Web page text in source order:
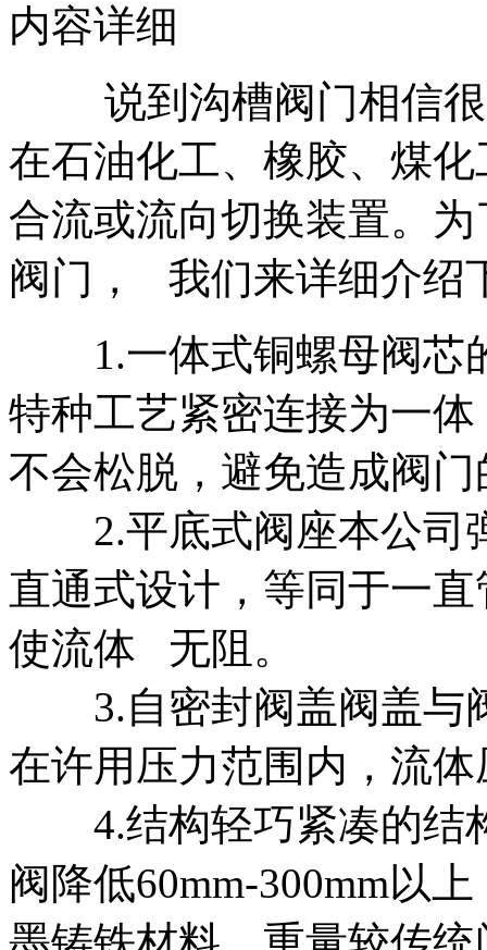
内容详细
说到沟槽阀门相信很
在石油化工、橡胶、煤
合流或流向切换装置。
阀门， 我们来详细介绍
1.一体式铜螺母阀芯
特种工艺紧密连接为一
不会松脱，避免造成阀
2.平底式阀座本公司
直通式设计，等同于一
使流体 无阻。
3.自密封阀盖阀盖与
在许用压力范围内，流
4.结构轻巧紧凑的结
阀降低60mm-300mm以